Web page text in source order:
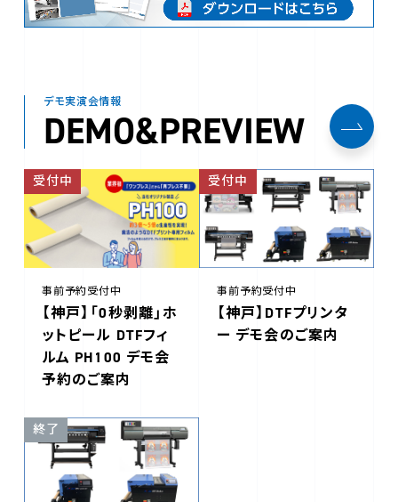
デモ実演会情報
DEMO&PREVIEW
受付中
事前予約受付中
【神戸】「0秒剥離」ホ
ットピール DTFフィ
ルム PH100 デモ会
予約のご案内
受付中
事前予約受付中
【神戸】DTFプリンタ
ー デモ会のご案内
終了